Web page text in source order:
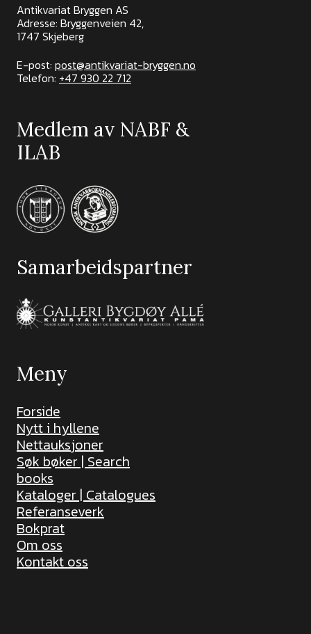
Antikvariat Bryggen AS
Adresse: Bryggenveien 42,
1747 Skjeberg
E-post: post@antikvariat-bryggen.no
Telefon: +47 930 22 712
Medlem av NABF &
ILAB
Samarbeidspartner
Meny
Forside
Nytt i hyllene
Nettauksjoner
Søk bøker | Search
books
Kataloger | Catalogues
Referanseverk
Bokprat
Om oss
Kontakt oss